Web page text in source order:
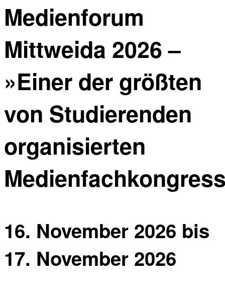
Medienforum
Mittweida 2026 –
»Einer der größten
von Studierenden
organisierten
16. November 2026 bis
17. November 2026